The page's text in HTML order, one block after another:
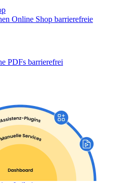
Online Shop barrierefreie
PDFs barrierefrei